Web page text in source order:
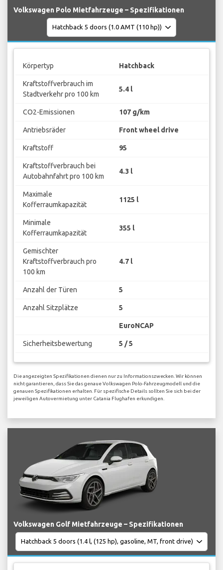
Volkswagen Polo Mietfahrzeuge – Spezifikationen
Körpertyp Hatchback
Kraftstoffverbrauch im
Stadtverkehr pro 100 km
5.4 l
CO2-Emissionen 107 g/km
Antriebsräder Front wheel drive
Kraftstoff 95
Kraftstoffverbrauch bei
Autobahnfahrt pro 100 km
4.3 l
Maximale
Kofferraumkapazität
1125 l
Minimale
Kofferraumkapazität
355 l
Gemischter
Kraftstoffverbrauch pro
100 km
4.7 l
Anzahl der Türen 5
Anzahl Sitzplätze 5
EuroNCAP
Sicherheitsbewertung 5 / 5
Die angezeigten Spezifikationen dienen nur zu Informationszwecken. Wir können
nicht garantieren, dass Sie das genaue Volkswagen Polo-Fahrzeugmodell und die
genauen Spezifikationen erhalten. Für spezifische Details sollten Sie sich bei der
jeweiligen Autovermietung unter Catania Flughafen erkundigen.
Volkswagen Golf Mietfahrzeuge – Spezifikationen